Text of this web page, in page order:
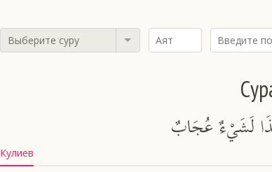
Выберите суру
لَشَيْءٌ عُجَابٌ
Кулиев